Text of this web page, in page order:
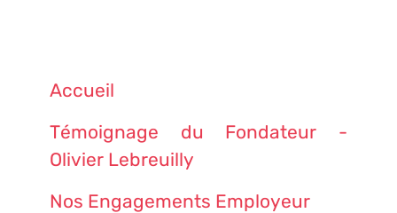
Accueil
Témoignage du Fondateur -
Olivier Lebreuilly
Nos Engagements Employeur